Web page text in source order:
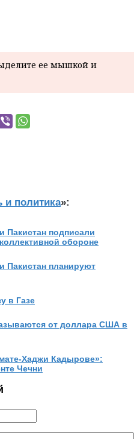
ее мышкой и
и политика»:
Пакистан подписали
обороне
Пакистан планируют
в Газе
от доллара США в
Хаджи Кадырове»:
Чечни